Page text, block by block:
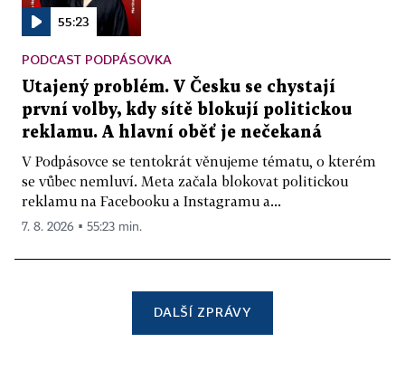
55:23
PODCAST PODPÁSOVKA
Utajený problém. V Česku se chystají
první volby, kdy sítě blokují politickou
reklamu. A hlavní oběť je nečekaná
V Podpásovce se tentokrát věnujeme tématu, o kterém
se vůbec nemluví. Meta začala blokovat politickou
reklamu na Facebooku a Instagramu a...
7. 8. 2026 ▪ 55:23 min.
DALŠÍ ZPRÁVY